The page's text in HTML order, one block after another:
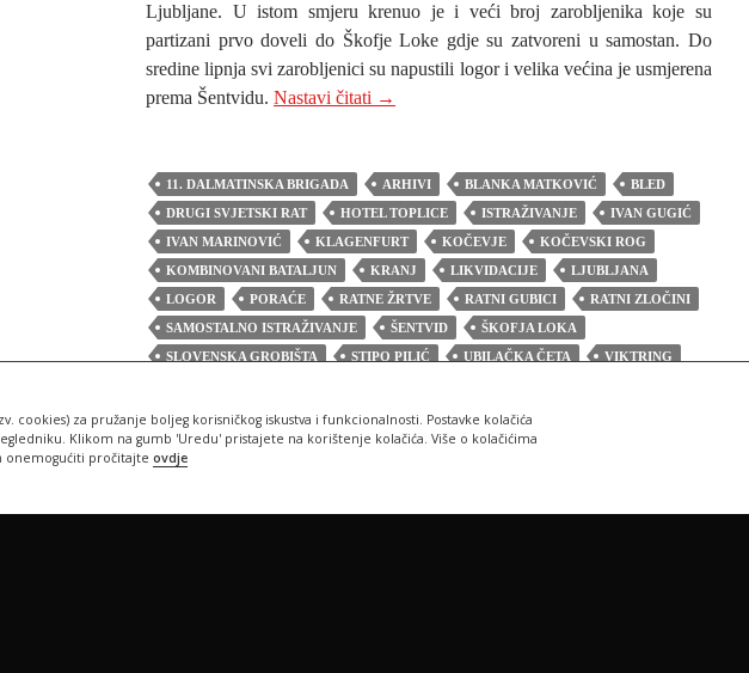
cookies) za pružanje boljeg korisničkog iskustva i funkcionalnosti. Postavke kolačića
Klikom na gumb 'Uredu' pristajete na korištenje kolačića. Više o kolačićima
onemogućiti pročitajte ovdje
Ljubljane. U istom smjeru krenuo je i veći broj zarobljenika koje su
partizani prvo doveli do Škofje Loke gdje su zatvoreni u samostan. Do
sredine lipnja svi zarobljenici su napustili logor i velika većina je usmjerena
prema Šentvidu. Nastavi čitati BLED: GDJE JE TOČNO BORAVILA
→
11. DALMATINSKA BRIGADA ARHIVI BLANKA MATKOVIĆ
BLED
DRUGI SVJETSKI RAT
HOTEL TOPLICE ISTRAŽIVANJE
IVAN GUGIĆ
IVAN MARINOVIĆ
KLAGENFURT KOČEVJE
KOČEVSKI ROG
KOMBINOVANI BATALJUN
KRANJ LIKVIDACIJE
LJUBLJANA
LOGOR
PORAĆE RATNE ŽRTVE RATNI GUBICI
RATNI ZLOČINI
SAMOSTALNO ISTRAŽIVANJE
ŠENTVID
ŠKOFJA LOKA
SLOVENSKA GROBIŠTA
STIPO PILIĆ UBILAČKA ČETA
VIKTRING